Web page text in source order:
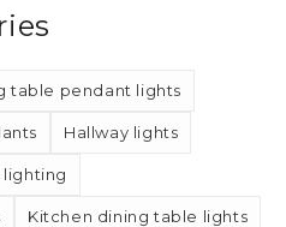
table pendant lights
Hallway lights
Kitchen dining table lights